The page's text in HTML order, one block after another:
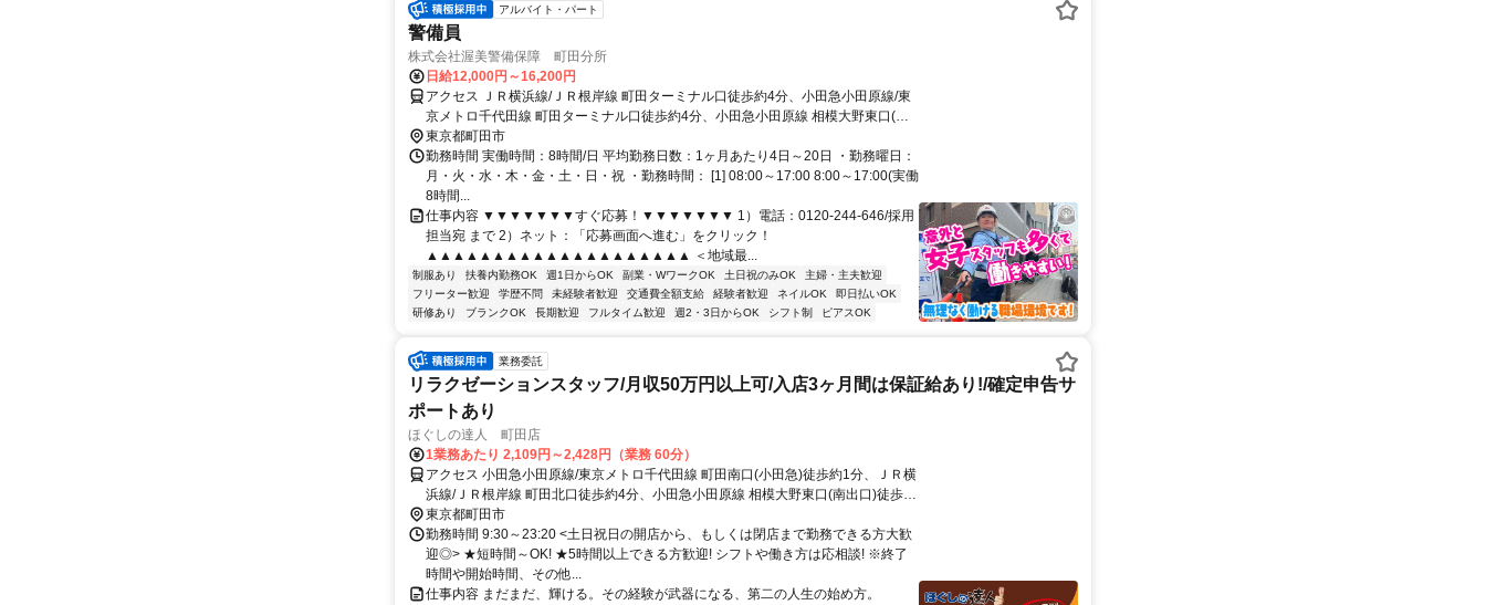
アルバイト・パート
警備員
株式会社渥美警備保障 町田分所
日給12,000円～16,200円
アクセス ＪＲ横浜線/ＪＲ根岸線 町田ターミナル口徒歩約4分、小田急小田原線/東
京メトロ千代田線 町田ターミナル口徒歩約4分、小田急小田原線 相模大野東口(南
出口)徒歩約17分
東京都町田市
勤務時間 実働時間：8時間/日 平均勤務日数：1ヶ月あたり4日～20日 ・勤務曜日：
月・火・水・木・金・土・日・祝 ・勤務時間： [1] 08:00～17:00 8:00～17:00(実働
8時間...
仕事内容 ▼▼▼▼▼▼▼すぐ応募！▼▼▼▼▼▼▼ 1）電話：0120-244-646/採用
担当宛 まで 2）ネット：「応募画面へ進む」をクリック！
▲▲▲▲▲▲▲▲▲▲▲▲▲▲▲▲▲▲▲▲ ＜地域最...
制服あり 扶養内勤務OK 週1日からOK 副業・WワークOK 土日祝のみOK
主婦・主夫歓迎
フリーター歓迎
学歴不問 未経験者歓迎 交通費全額支給 経験者歓迎 ネイルOK
即日払いOK
研修あり
ブランクOK 長期歓迎 フルタイム歓迎 週2・3日からOK シフト制 ピアスOK
業務委託
リラクゼーションスタッフ/月収50万円以上可/入店3ヶ月間は保証給あり!/確定申告サ
ポートあり
ほぐしの達人 町田店
1業務あたり 2,109円～2,428円（業務 60分）
アクセス 小田急小田原線/東京メトロ千代田線 町田南口(小田急)徒歩約1分、ＪＲ横
浜線/ＪＲ根岸線 町田北口徒歩約4分、小田急小田原線 相模大野東口(南出口)徒歩約
26分 町田駅南口徒歩1分
東京都町田市
勤務時間 9:30～23:20 <土日祝日の開店から、もしくは閉店まで勤務できる方大歓
迎◎> ★短時間～OK! ★5時間以上できる方歓迎! シフトや働き方は応相談! ※終了
時間や開始時間、その他...
仕事内容 まだまだ、輝ける。その経験が武器になる、第二の人生の始め方。